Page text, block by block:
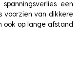
een
voorzien van dikkere
ook op lange afstand